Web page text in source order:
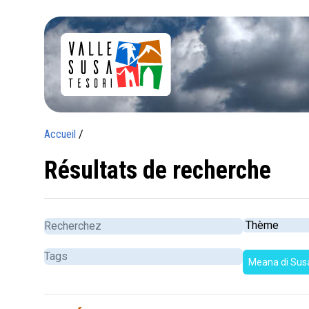
Accueil /
Résultats de recherche
Meana di